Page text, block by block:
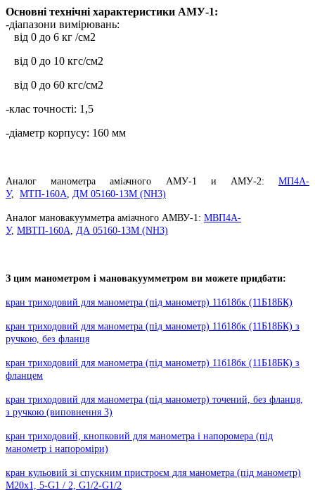
Основні технічні характеристики АМУ-1:
-діапазони вимірювань:
від 0 до 6 кг /см2
від 0 до 10 кгс/см2
від 0 до 60 кгс/см2
-клас точності: 1,5
-діаметр корпусу: 160 мм
Аналог манометра аміачного АМУ-1 и АМУ-2: МП4А-
У, МТП-160А ДМ 05160-13М (NH3)
Аналог мановакуумметра аміачного АМВУ-1: МВП4А-
У, МВТП-160А ДА 05160-13М (NH3)
З цим манометром і мановакуумметром ви можете придбати:
кран триходовий для манометра (під манометр) 11б18бк (11Б18БК)
кран триходовий для манометра (під манометр) 11б18бк (11Б18БК) з
ручкою, без фланця
кран триходовий для манометра (під манометр) 11б18бк (11Б18БК) з
фланцем
кран триходовий для манометра (під манометр) точений, без фланця,
з ручкою (виповнення 3)
кран триходовий, кнопковий для манометра і напоромера (під
манометр і напороміри)
кран кульовий зі спускним пристроєм для манометра (під манометр)
М20х1, 5-G1 / 2, G1/2-G1/2